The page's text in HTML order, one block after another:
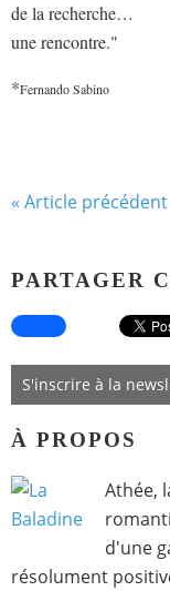
de la recherche…
une rencontre."
*Fernando Sabino
« Article précédent
PARTAGER
S'inscrire à la
À PROPOS
Athée,
d'une
résolument